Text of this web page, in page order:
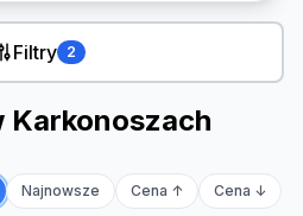
Filtry 2
Najnowsze Cena ↑
Cena ↓